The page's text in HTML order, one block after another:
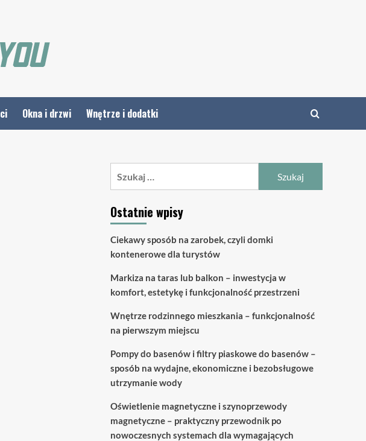
Okna i drzwi Wnętrze i dodatki
Ostatnie wpisy
Ciekawy sposób na zarobek, czyli domki
kontenerowe dla turystów
Markiza na taras lub balkon – inwestycja w
komfort, estetykę i funkcjonalność przestrzeni
Wnętrze rodzinnego mieszkania – funkcjonalność
na pierwszym miejscu
Pompy do basenów i filtry piaskowe do basenów –
sposób na wydajne, ekonomiczne i bezobsługowe
utrzymanie wody
Oświetlenie magnetyczne i szynoprzewody
magnetyczne – praktyczny przewodnik po
nowoczesnych systemach dla wymagających